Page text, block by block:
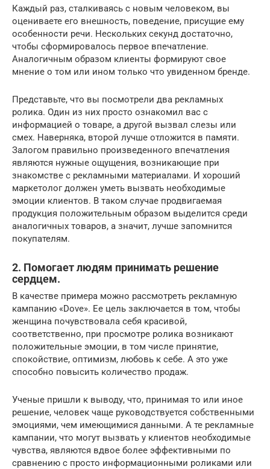
Каждый раз, сталкиваясь с новым человеком, вы
оцениваете его внешность, поведение, присущие ему
особенности речи. Нескольких секунд достаточно,
чтобы сформировалось первое впечатление.
Аналогичным образом клиенты формируют свое
мнение о том или ином только что увиденном бренде.
Представьте, что вы посмотрели два рекламных
ролика. Один из них просто ознакомил вас с
информацией о товаре, а другой вызвал слезы или
смех. Наверняка, второй лучше отложится в памяти.
Залогом правильно произведенного впечатления
являются нужные ощущения, возникающие при
знакомстве с рекламными материалами. И хороший
маркетолог должен уметь вызвать необходимые
эмоции клиентов. В таком случае продвигаемая
продукция положительным образом выделится среди
аналогичных товаров, а значит, лучше запомнится
покупателям.
2. Помогает людям принимать решение
сердцем.
В качестве примера можно рассмотреть рекламную
кампанию «Dove». Ее цель заключается в том, чтобы
женщина почувствовала себя красивой,
соответственно, при просмотре ролика возникают
положительные эмоции, в том числе принятие,
спокойствие, оптимизм, любовь к себе. А это уже
способно повысить количество продаж.
Ученые пришли к выводу, что, принимая то или иное
решение, человек чаще руководствуется собственными
эмоциями, чем имеющимися данными. А те рекламные
кампании, что могут вызвать у клиентов необходимые
чувства, являются вдвое более эффективными по
сравнению с просто информационными роликами или